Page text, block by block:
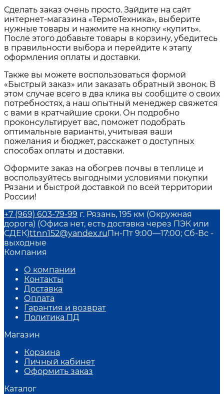
Сделать заказ очень просто. Зайдите на сайт
интернет-магазина «ТермоТехника», выберите
нужные товары и нажмите на кнопку «купить».
После этого добавьте товары в корзину, убедитесь
в правильности выбора и перейдите к этапу
оформления оплаты и доставки.
Также вы можете воспользоваться формой
«Быстрый заказ» или заказать обратный звонок. В
этом случае всего в два клика вы сообщите о своих
потребностях, а наш опытный менеджер свяжется
с вами в кратчайшие сроки. Он подробно
проконсультирует вас, поможет подобрать
оптимальные варианты, учитывая ваши
пожелания и бюджет, расскажет о доступных
способах оплаты и доставки.
Оформите заказ на обогрев почвы в теплице и
воспользуйтесь выгодными условиями покупки
Рязани и быстрой доставкой по всей территории
России!
+7 (969) 603-79-99 г. Рязань, 195 км (Окружная
дорога) (Офиса нет, есть доставка через ПЭК или
СДЕК)ttnn152@yandex.ruПн-Пт 9:00—17:00; Сб-Вс -
выходные
Компания
О компании
Контакты
Доставка
Оплата
Гарантия и возврат
Политика ПД
Магазин
Корзина
Личный кабинет
Оформить заказ
Каталог